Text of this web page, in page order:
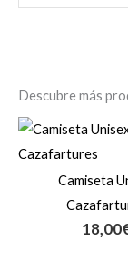
Descubre más
Camiseta
18,00